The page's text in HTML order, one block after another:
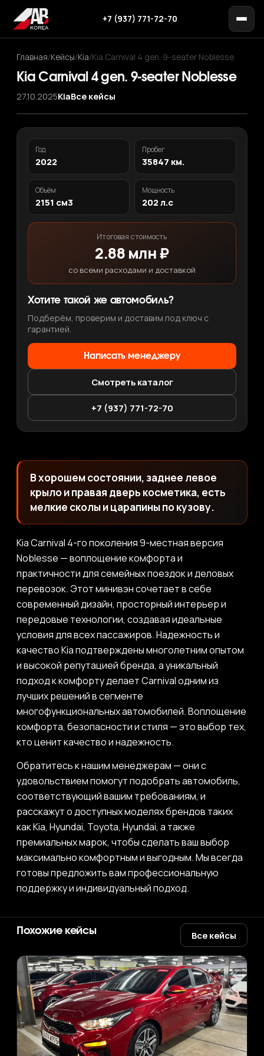
+7 (937) 771-72-70
Главная/Кейсы/Kia/Kia Carnival 4 gen. 9-seater Noblesse
Kia Carnival 4 gen. 9-seater Noblesse
27.10.2025KiaВсе кейсы
‹
›
1/ 12
Год
2022
Пробег
35847 км.
Объём
2151 см3
Мощность
202 л.с
Итоговая стоимость
2.88 млн ₽
со всеми расходами и доставкой
Хотите такой же автомобиль?
Подберём, проверим и доставим под ключ с
гарантией.
Написать менеджеру
Смотреть каталог
+7 (937) 771-72-70
В хорошем состоянии, заднее левое
крыло и правая дверь косметика, есть
мелкие сколы и царапины по кузову.
Kia Carnival 4-го поколения 9-местная версия
Noblesse — воплощение комфорта и
практичности для семейных поездок и деловых
перевозок. Этот минивэн сочетает в себе
современный дизайн, просторный интерьер и
передовые технологии, создавая идеальные
условия для всех пассажиров. Надежность и
качество Kia подтверждены многолетним опытом
и высокой репутацией бренда, а уникальный
подход к комфорту делает Carnival одним из
лучших решений в сегменте
многофункциональных автомобилей. Воплощение
комфорта, безопасности и стиля — это выбор тех,
кто ценит качество и надежность.
Обратитесь к нашим менеджерам — они с
удовольствием помогут подобрать автомобиль,
соответствующий вашим требованиям, и
расскажут о доступных моделях брендов таких
как Kia, Hyundai, Toyota, Hyundai, а также
премиальных марок, чтобы сделать ваш выбор
максимально комфортным и выгодным. Мы всегда
готовы предложить вам профессиональную
поддержку и индивидуальный подход.
Похожие кейсы Все кейсы